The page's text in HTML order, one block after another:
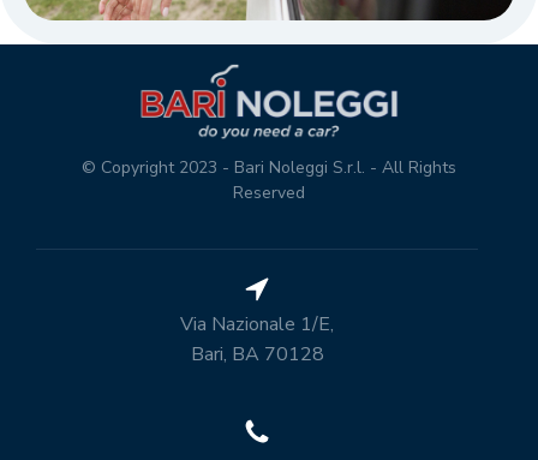
© Copyright 2023 - Bari Noleggi S.r.l. - All Rights
Reserved
Via Nazionale 1/E,
Bari, BA 70128